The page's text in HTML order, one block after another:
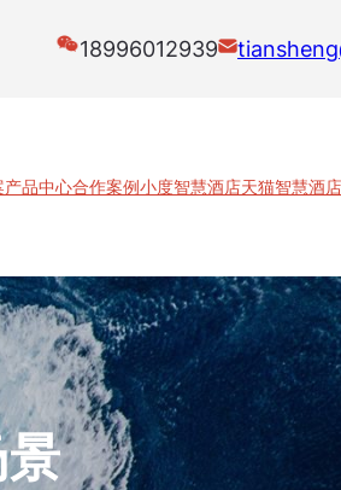
18996012939
产品中心合作案例小度智慧酒店天猫智慧酒店